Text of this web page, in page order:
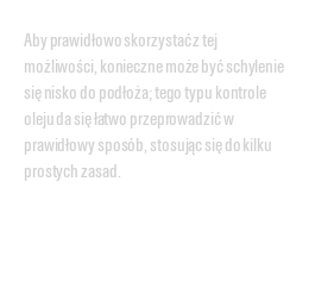
Aby prawidłowo skorzystać z tej
możliwości, konieczne może być schylenie
się nisko do podłoża; tego typu kontrole
oleju da się łatwo przeprowadzić w
prawidłowy sposób, stosując się do kilku
prostych zasad.